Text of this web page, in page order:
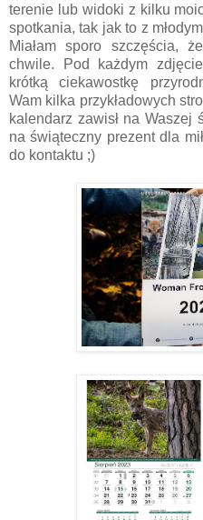
terenie lub widoki z kilku
spotkania, tak jak to z
Miałam sporo szczęścia,
chwile. Pod każdym
krótką ciekawostkę
Wam kilka przykładowych
kalendarz zawisł na Waszej
na świąteczny prezent dla
do kontaktu ;)